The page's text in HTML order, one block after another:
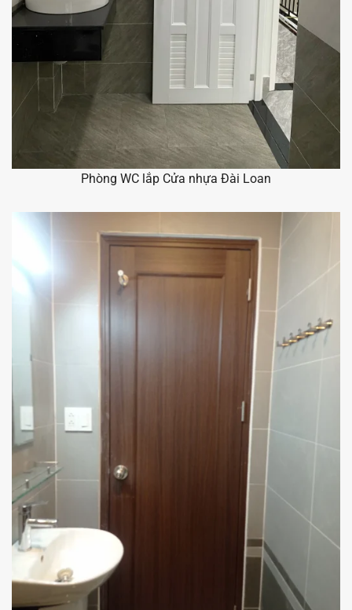
Phòng WC lắp Cửa nhựa Đài Loan